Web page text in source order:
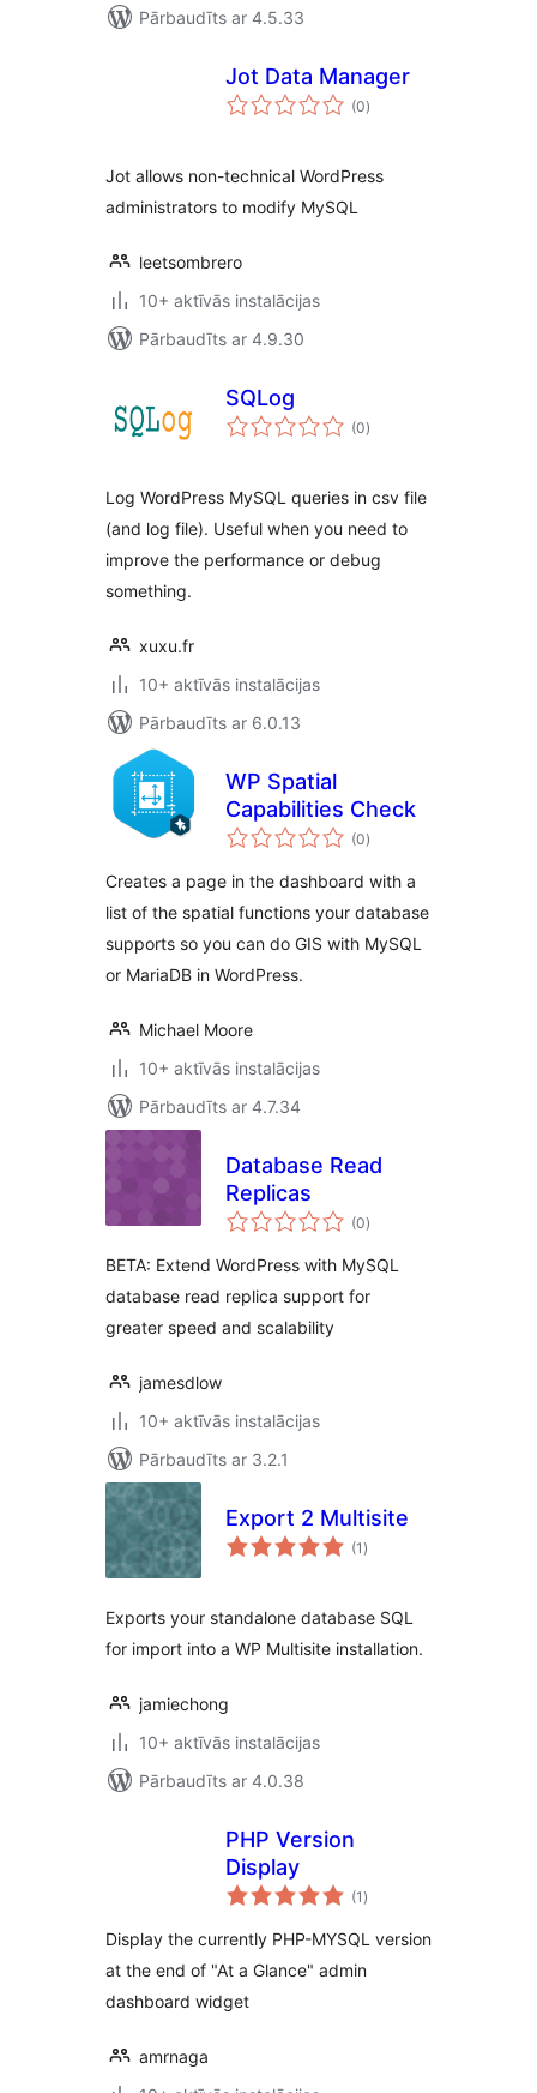
Pārbaudīts ar 4.5.33
Jot Data Manager
(0vērtējumu
kopsumma
)
Jot allows non-technical WordPress
administrators to modify MySQL
leetsombrero
10+ aktīvās instalācijas
Pārbaudīts ar 4.9.30
SQLog
(0vērtējumu
kopsumma
)
Log WordPress MySQL queries in csv file
(and log file). Useful when you need to
improve the performance or debug
something.
xuxu.fr
10+ aktīvās instalācijas
Pārbaudīts ar 6.0.13
WP Spatial
Capabilities Check
(0vērtējumu
kopsumma
)
Creates a page in the dashboard with a
list of the spatial functions your database
supports so you can do GIS with MySQL
or MariaDB in WordPress.
Michael Moore
10+ aktīvās instalācijas
Pārbaudīts ar 4.7.34
Database Read
Replicas
(0vērtējumu
kopsumma
)
BETA: Extend WordPress with MySQL
database read replica support for
greater speed and scalability
jamesdlow
10+ aktīvās instalācijas
Pārbaudīts ar 3.2.1
Export 2 Multisite
(1 vērtējumu
kopsumma
)
Exports your standalone database SQL
for import into a WP Multisite installation.
jamiechong
10+ aktīvās instalācijas
Pārbaudīts ar 4.0.38
PHP Version
Display
(1 vērtējumu
kopsumma
)
Display the currently PHP-MYSQL version
at the end of "At a Glance" admin
dashboard widget
amrnaga